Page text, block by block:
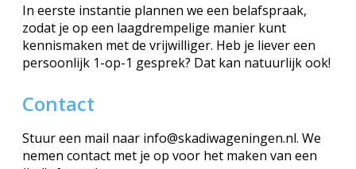
In eerste instantie plannen we een belafspraak,
zodat je op een laagdrempelige manier kunt
kennismaken met de vrijwilliger. Heb je liever een
persoonlijk 1-op-1 gesprek? Dat kan natuurlijk ook!
Contact
Stuur een mail naar info@skadiwageningen.nl. We
nemen contact met je op voor het maken van een